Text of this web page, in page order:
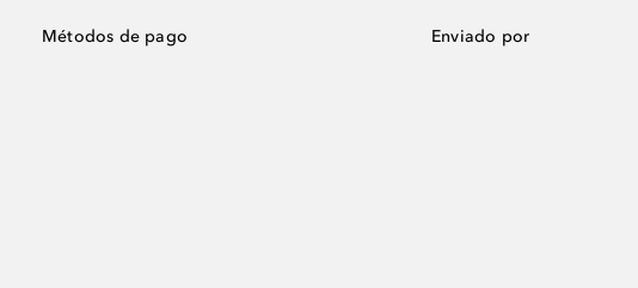
Métodos de pago Enviado por